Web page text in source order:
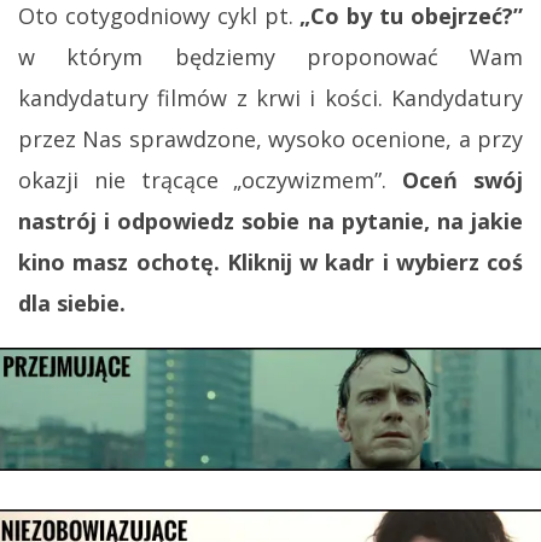
Oto cotygodniowy cykl pt. „Co by tu obejrzeć?”
w którym będziemy proponować Wam
kandydatury filmów z krwi i kości. Kandydatury
przez Nas sprawdzone, wysoko ocenione, a przy
okazji nie trącące „oczywizmem”. Oceń swój
nastrój i odpowiedz sobie na pytanie, na jakie
kino masz ochotę. Kliknij w kadr i wybierz coś
dla siebie.